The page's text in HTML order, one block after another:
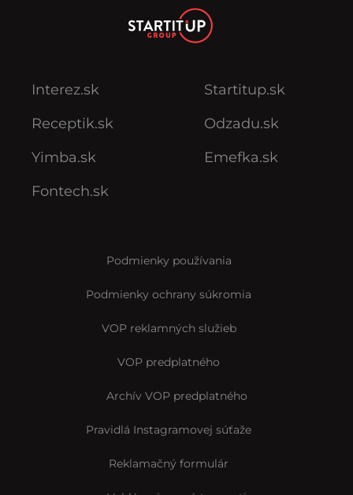
Interez.sk
Receptik.sk
Yimba.sk
Fontech.sk
Startitup.sk
Odzadu.sk
Emefka.sk
Podmienky používania
Podmienky ochrany súkromia
VOP reklamných služieb
VOP predplatného
Archív VOP predplatného
Pravidlá Instagramovej súťaže
Reklamačný formulár